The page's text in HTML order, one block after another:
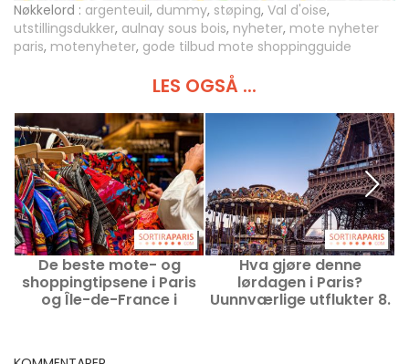
Nøkkelord : argenteuil, dummy, støping, Val d'oise,
utstillingsdukker, aulnay sous bois, nyheter, mote nyheter
paris, motenyheter, gode tilbud mote shoppingguide
LES OGSÅ ...
De beste mote- og
shoppingtipsene i Paris
og Île-de-France i
Hva gjøre denne
lørdagen i Paris?
Uunnværlige utflukter 8.